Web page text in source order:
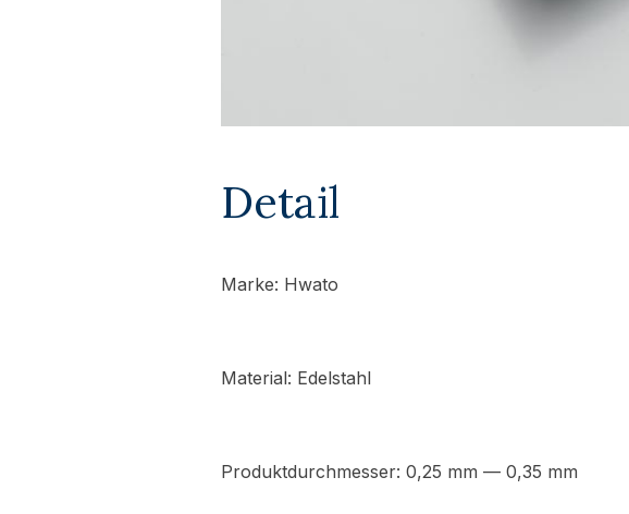
Detail
Marke: Hwato
Material: Edelstahl
Produktdurchmesser: 0,25 mm — 0,35 mm